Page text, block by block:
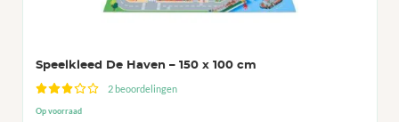
Speelkleed De Haven – 150 x 100 cm
2 beoordelingen
Op voorraad